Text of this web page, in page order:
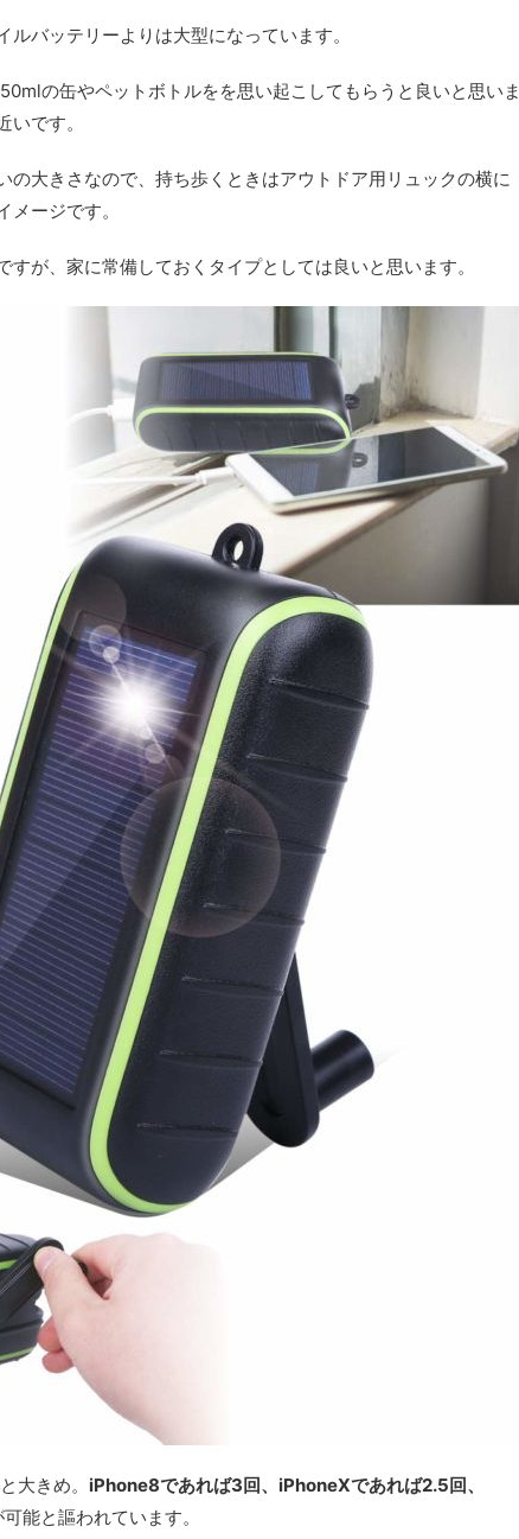
バッテリーよりは大型になっています。
の缶やペットボトルをを思い起こしてもらうと良いと思いま
です。
の大きさなので、持ち歩くときはアウトドア用リュックの横に
ージです。
が、家に常備しておくタイプとしては良いと思います。
と大きめ。 iPhone8であれば3回、iPhoneXであれば2.5回、
能と謳われています。